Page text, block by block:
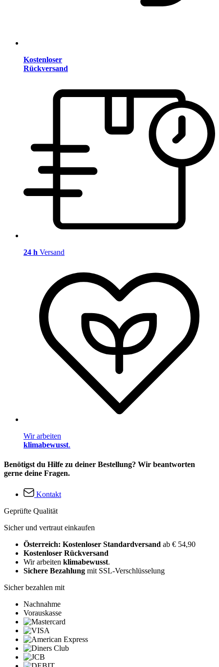
Kostenloser
Rückversand
24 h Versand
Wir arbeiten
klimabewusst.
Benötigst du Hilfe zu deiner Bestellung? Wir beantworten
gerne deine Fragen.
Kontakt
Geprüfte Qualität
Sicher und vertraut einkaufen
Österreich: Kostenloser Standardversand ab € 54,90
Kostenloser Rückversand
Wir arbeiten klimabewusst.
Sichere Bezahlung mit SSL-Verschlüsselung
Sicher bezahlen mit
Nachnahme
Vorauskasse